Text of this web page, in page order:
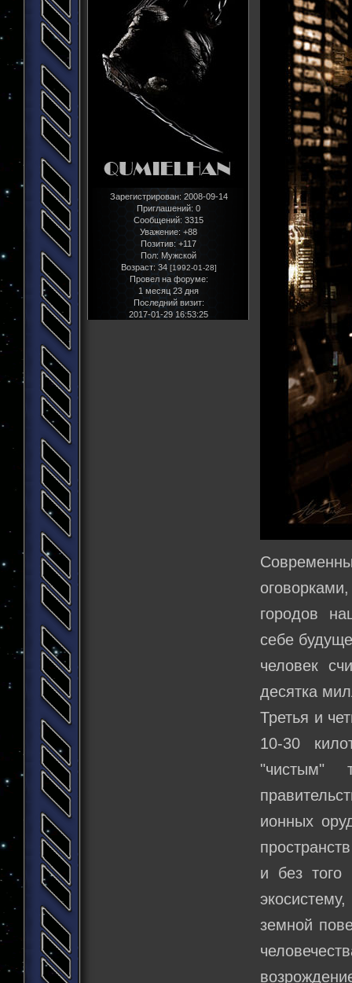
Зарегистрирован: 2008-09-14
Приглашений: 0
Сообщений: 3315
Уважение: +88
Позитив: +117
Пол: Мужской
Возраст: 34 [1992-01-28]
Провел на форуме:
1 месяц 23 дня
Последний визит:
2017-01-29 16:53:25
городов
себе
человек
десятка
Третья и
10-30
"чистым"
ионных
и без того
земной